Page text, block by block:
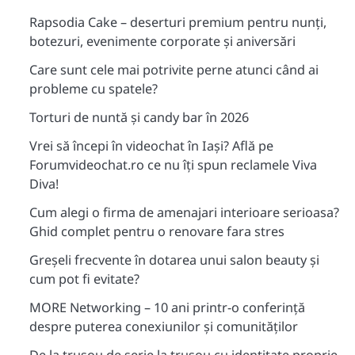
Rapsodia Cake – deserturi premium pentru nunți,
botezuri, evenimente corporate și aniversări
Care sunt cele mai potrivite perne atunci când ai
probleme cu spatele?
Torturi de nuntă și candy bar în 2026
Vrei să începi în videochat în Iași? Află pe
Forumvideochat.ro ce nu îți spun reclamele Viva
Diva!
Cum alegi o firma de amenajari interioare serioasa?
Ghid complet pentru o renovare fara stres
Greșeli frecvente în dotarea unui salon beauty și
cum pot fi evitate?
MORE Networking – 10 ani printr-o conferință
despre puterea conexiunilor și comunităților